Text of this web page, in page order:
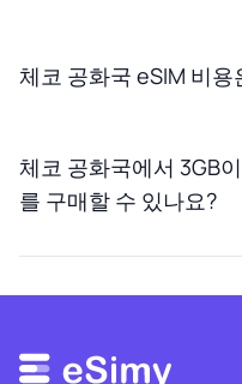
체코 공화국 eSIM 비
체코 공화국에서 3GB
를 구매할 수 있나요?